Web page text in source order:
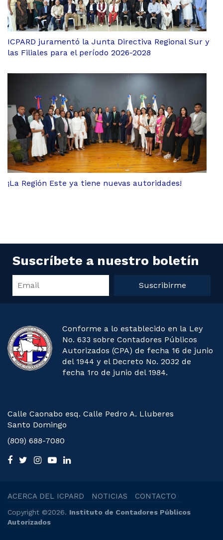
ICPARD juramentó la Junta Directiva Regional Sur y
las Filiales para el período 2026-2028
¡La Región Este ya tiene nuevas autoridades!
Suscríbete a nuestro boletín
Suscribirme
Conforme a lo establecido en la Ley
No. 633 sobre Contadores Públicos
Autorizados (CPA) de fecha 16 de junio
del 1944 y el Decreto No. 2032 de
fecha 1ro de junio del 1984.
Calle Caonabo esq. Calle Pedro A. Lluberes
Santo Domingo
(809) 688-7080
ACERCA DEL ICPARD NOTICIAS CONTACTO
Copyright ©2026. Instituto de Contadores Públicos
Autorizados